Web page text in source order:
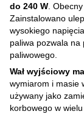
do 240 W .
Zainstalowano
wysokiego
paliwa pozwala na
paliwowego.
Wał wyjściowy
wymiarom i masie
używany jako
korbowego w